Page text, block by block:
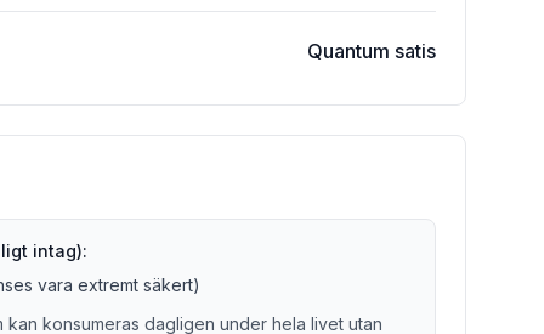
Quantum satis
intag):
vara extremt säkert)
kan konsumeras dagligen under hela livet utan